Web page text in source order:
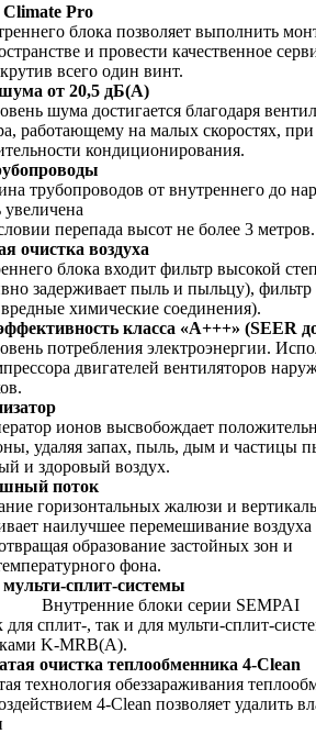
Climate Pro
блока позволяет выполнить
и провести качественное
всего один винт.
от 20,5 дБ(А)
шума достигается благодаря
работающему на малых скоростях,
кондиционирования.
трубопроводов от внутреннего до
перепада высот не более 3 метров.
очистка воздуха
блока входит фильтр высокой
задерживает пыль и пыльцу), фильтр
вредные химические соединения).
класса «A+++» (SEER
потребления электроэнергии.
двигателей вентиляторов
ионов высвобождает
удаляя запах, пыль, дым и частицы
и здоровый воздух.
поток
горизонтальных жалюзи и
наилучшее перемешивание воздуха
образование застойных зон и
фона.
мульти-сплит-
Внутренние блоки серии SEMPAI
сплит-, так и для мульти-сплит-
K-MRB(A).
очистка теплообменника 4-Clean
технология обеззараживания
4-Clean позволяет удалить